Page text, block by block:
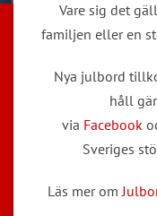
Vare sig det
familjen eller en
Nya julbord
håll
via Facebook
Sveriges
Läs mer om